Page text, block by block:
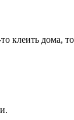
дома,